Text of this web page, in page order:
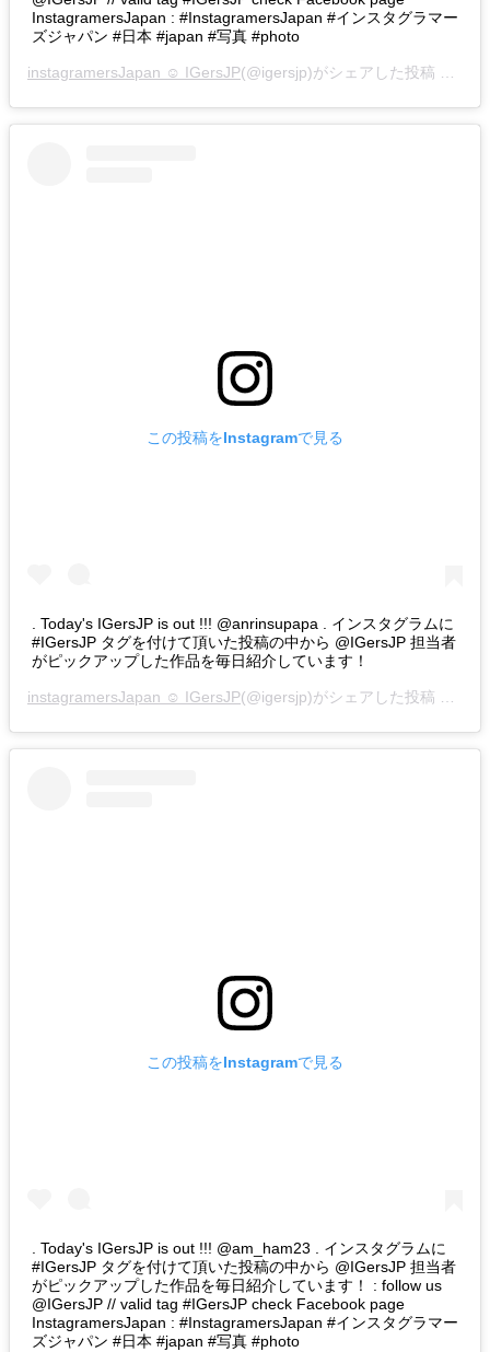
InstagramersJapan : #InstagramersJapan #インスタグラマー
ズジャパン #日本 #japan #写真 #photo
instagramersJapan ☺︎ IGersJP(@igersjp)がシェアした投稿 –
この投稿をInstagramで見る
. Today's IGersJP is out !!! @anrinsupapa . インスタグラムに
#IGersJP タグを付けて頂いた投稿の中から @IGersJP 担当者
がピックアップした作品を毎日紹介しています！
instagramersJapan ☺︎ IGersJP(@igersjp)がシェアした投稿 –
この投稿をInstagramで見る
. Today's IGersJP is out !!! @am_ham23 . インスタグラムに
#IGersJP タグを付けて頂いた投稿の中から @IGersJP 担当者
がピックアップした作品を毎日紹介しています！ : follow us
@IGersJP // valid tag #IGersJP check Facebook page
InstagramersJapan : #InstagramersJapan #インスタグラマー
ズジャパン #日本 #japan #写真 #photo